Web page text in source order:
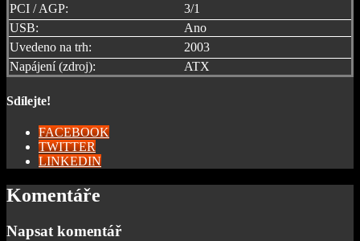
PCI / AGP:
3/1
USB:
Ano
Uvedeno na trh:
2003
Napájení (zdroj):
ATX
Sdílejte!
FACEBOOK
TWITTER
LINKEDIN
Komentáře
Napsat komentář